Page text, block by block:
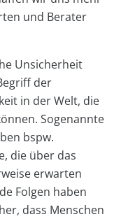
und Berater
Unsicherheit
der
in der Welt, die
Sogenannte
bspw.
die über das
erwarten
Folgen haben
dass Menschen